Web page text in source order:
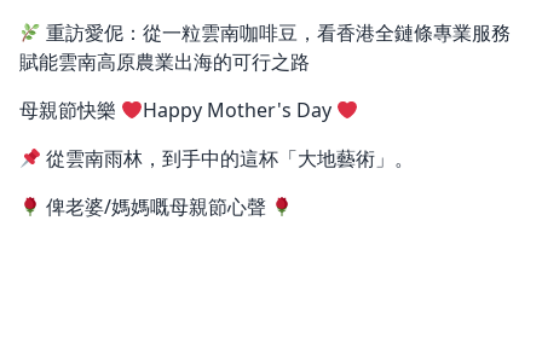
重訪愛伲：從一粒雲南咖啡豆，看香港全鏈條專業服務
賦能雲南高原農業出海的可行之路
母親節快樂
Happy Mother's Day
從雲南雨林，到手中的這杯「大地藝術」。
俾老婆/媽媽嘅母親節心聲